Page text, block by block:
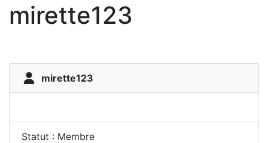
mirette123
mirette123
Statut : Membre